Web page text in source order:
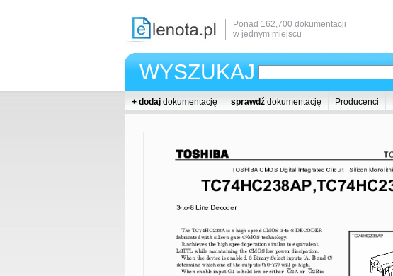
Ponad 162,700 dokumentacji
w jednym miejscu
WYSZUKAJ
+ dodaj dokumentację sprawdź dokumentację Producenci